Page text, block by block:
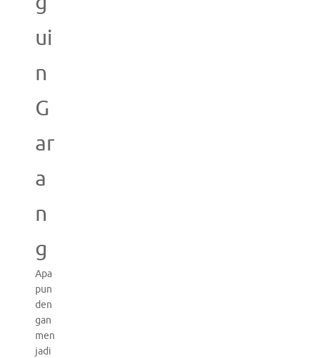
ui
n
G
ar
a
n
g
Apa
pun
den
gan
men
jadi